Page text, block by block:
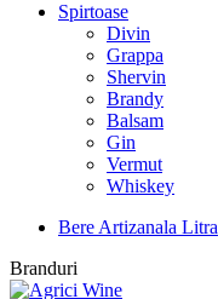
Spirtoase
Divin
Grappa
Shervin
Brandy
Balsam
Gin
Vermut
Whiskey
Bere Artizanala Litra
Branduri